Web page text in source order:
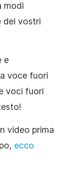
modi
dei vostri
e
voce fuori
voci fuori
video prima
ecco